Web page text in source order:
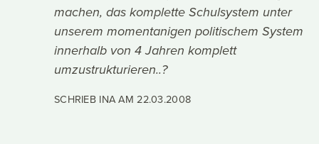
machen, das komplette Schulsystem unter
unserem momentanigen politischem System
innerhalb von 4 Jahren komplett
umzustrukturieren..?
SCHRIEB INA AM22.03.2008